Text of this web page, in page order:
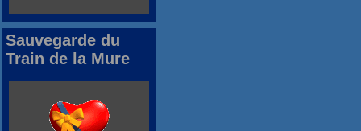
Sauvegarde du
Train de la Mure